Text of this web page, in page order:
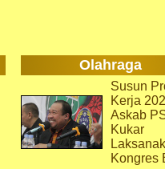
Olahraga
Susun
Kerja
Askab
Kukar
Kongres